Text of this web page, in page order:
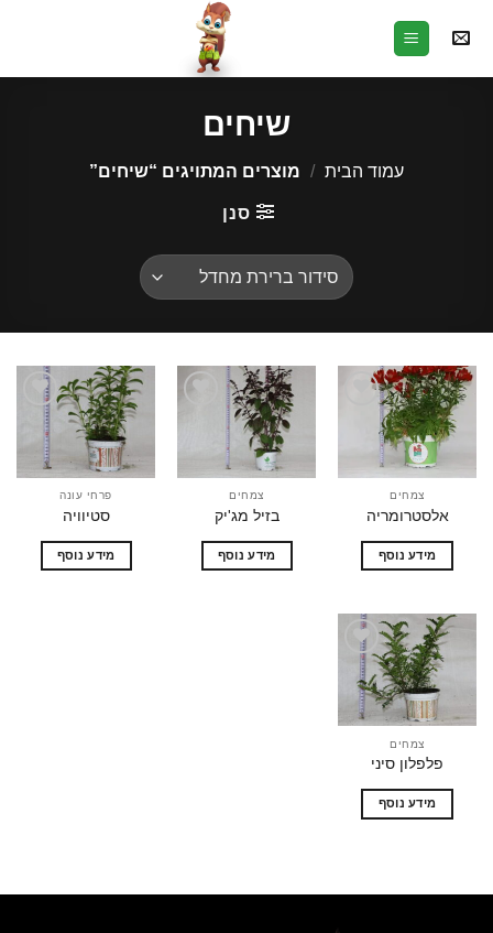
שיחים
עמוד הבית / מוצרים המתויגים “שיחים”
סנן
צמחים
אלסטרומריה
מידע נוסף
צמחים
בזיל מג'יק
מידע נוסף
לרשימת
פרחי עונה
סטיוויה
מידע נוסף
לרשימת
המשאלות
צמחים
פלפלון סיני
מידע נוסף